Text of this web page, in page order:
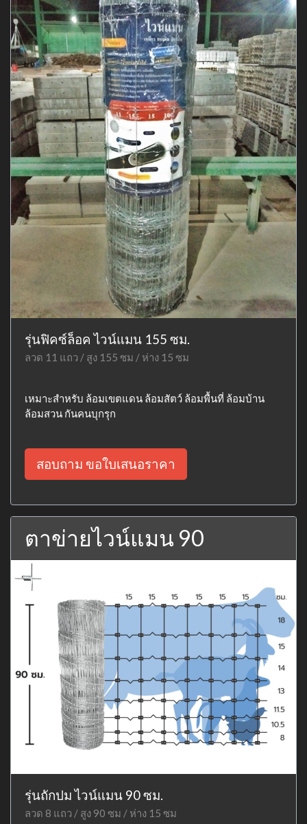
รุ่นฟิคซ์ล็อค ไวน์แมน 155 ซม.
ลวด 11 แถว / สูง 155 ซม / ห่าง 15 ซม
เหมาะสำหรับ ล้อมเขตแดน ล้อมสัตว์ ล้อมพื้นที่ ล้อมบ้าน
ล้อมสวน กันคนบุกรุก
สอบถาม ขอใบเสนอราคา
ตาข่ายไวน์แมน 90
รุ่นถักปม ไวน์แมน 90 ซม.
ลวด 8 แถว / สูง 90 ซม / ห่าง 15 ซม